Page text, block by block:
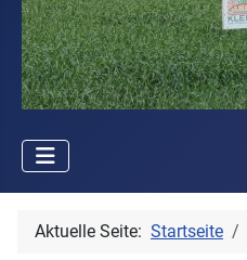
Aktuelle Seite: Startseite